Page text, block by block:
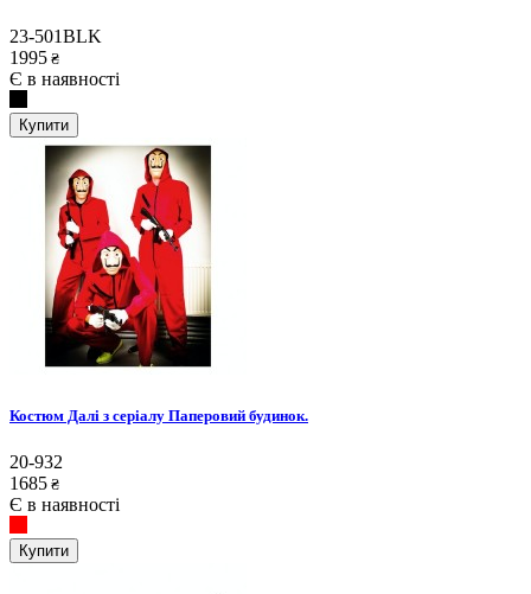
23-501BLK
1995 ₴
Є в наявності
Купити
Костюм Далі з серіалу Паперовий будинок.
20-932
1685 ₴
Є в наявності
Купити